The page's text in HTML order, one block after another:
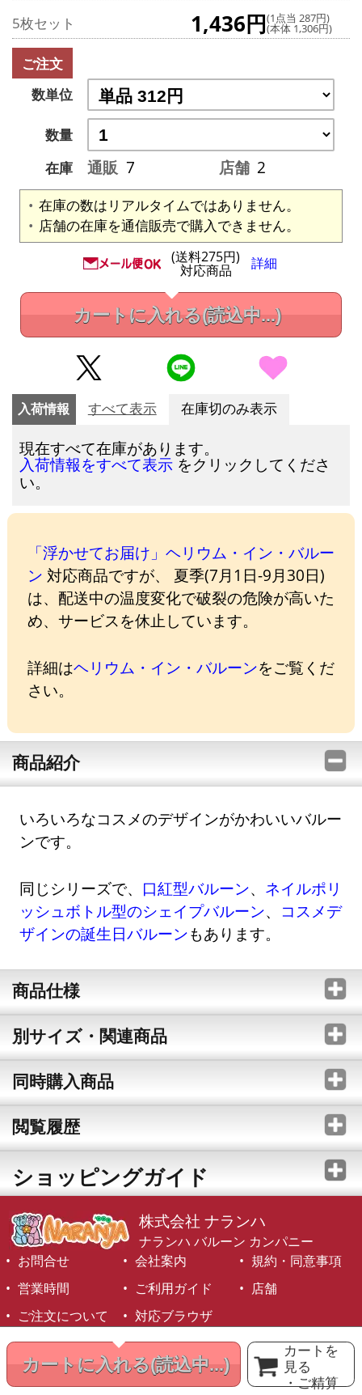
5枚セット 1,436円(1点当 287円)
(本体 1,306円)
ご注文
数単位
数量
在庫
通販 7 店舗 2
在庫の数はリアルタイムではありません。
店舗の在庫を通信販売で購入できません。
(送料275円)
対応商品 詳細
カートに入れる(読込中...)
カートに入れる(読込中...)
カートを
見る
・ご精算
入荷情報 すべて表示 在庫切のみ表示
現在すべて在庫があります。
入荷情報をすべて表示 をクリックしてくださ
い。
「浮かせてお届け」ヘリウム・イン・バルー
ン 対応商品ですが、 夏季(7月1日-9月30日)
は、配送中の温度変化で破裂の危険が高いた
め、サービスを休止しています。
詳細はヘリウム・イン・バルーンをご覧くだ
さい。
商品紹介
いろいろなコスメのデザインがかわいいバルー
ンです。
同じシリーズで、 口紅型バルーン、 ネイルポリ
ッシュボトル型のシェイプバルーン、
コスメデ
ザインの誕生日バルーンもあります。
商品仕様
別サイズ・関連商品
同時購入商品
閲覧履歴
ショッピングガイド
株式会社 ナランハ
ナランハ バルーン カンパニー
お問合せ
会社案内
規約・同意事項
営業時間
ご利用ガイド
店舗
ご注文について
対応ブラウザ
©1999-2026 NARANJA Inc. All Rights Reserved.